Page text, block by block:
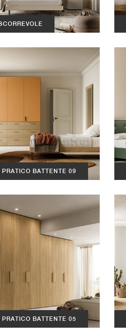
PRATICO BATTENTE 09
PRATICO BATTENTE 05